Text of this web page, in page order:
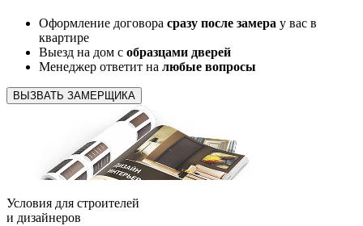
Оформление договора сразу после замера у вас в
квартире
Выезд на дом с образцами дверей
Менеджер ответит на любые вопросы
ВЫЗВАТЬ ЗАМЕРЩИКА
Условия для строителей
и дизайнеров